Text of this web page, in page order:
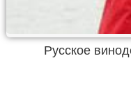
Русское